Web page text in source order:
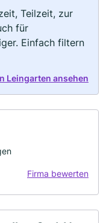
Teilzeit, zur
für
Einfach filtern
Leingarten ansehen
Firma bewerten